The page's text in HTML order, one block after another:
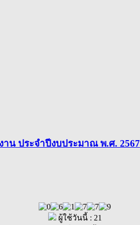
าน ประจำปีงบประมาณ พ.ศ. 2567
ผู้ใช้วันนี้ : 21